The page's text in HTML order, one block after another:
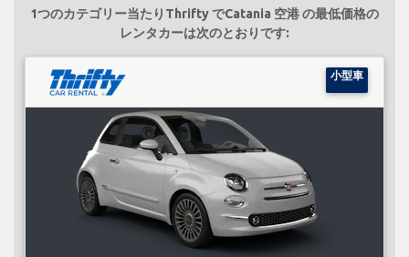
1つのカテゴリー当たりThrifty でCatania 空港 の最低価格の
レンタカーは次のとおりです:
小型車